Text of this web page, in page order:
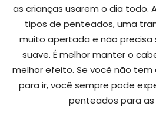
as crianças usarem o dia todo.
tipos de penteados, uma
muito apertada e não
suave. É melhor manter o
melhor efeito. Se você não
para ir, você sempre pode
penteados para as